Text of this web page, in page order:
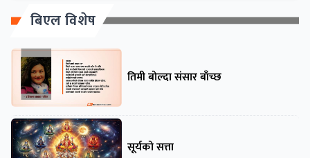
बिएल विशेष
तिमी बोल्दा संसार बाँच्छ
सूर्यको सत्ता